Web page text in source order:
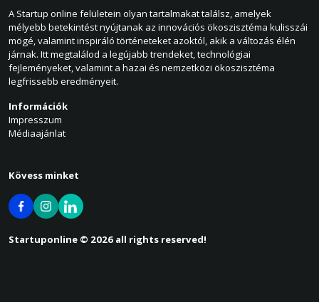
A Startup online felületein olyan tartalmakat találsz, amelyek
mélyebb betekintést nyújtanak az innovációs ökoszisztéma kulisszái
mögé, valamint inspiráló történeteket azoktól, akik a változás élén
járnak. Itt megtalálod a legújabb trendeket, technológiai
fejleményeket, valamint a hazai és nemzetközi ökoszisztéma
legfrissebb eredményeit.
Információk
Impresszum
Médiaajánlat
Kövess minket
Startuponline © 2026 all rights reserved!